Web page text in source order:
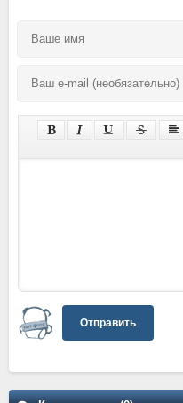
Отправить